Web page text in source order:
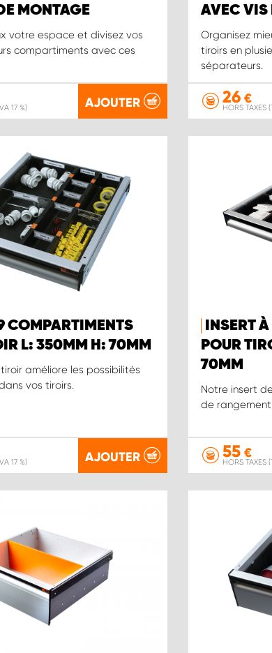
MONTAGE
votre espace et divisez vos
compartiments avec ces
17 %) AJOUTER
AVEC VIS
Organisez
tiroirs en
séparateurs.
26€
HORS TAXES
COMPARTIMENTS
L: 350MM H: 70MM
améliore les possibilités
vos tiroirs.
17 %) AJOUTER
INSERT
POUR
70MM
Notre insert
de
55€
HORS TAXES